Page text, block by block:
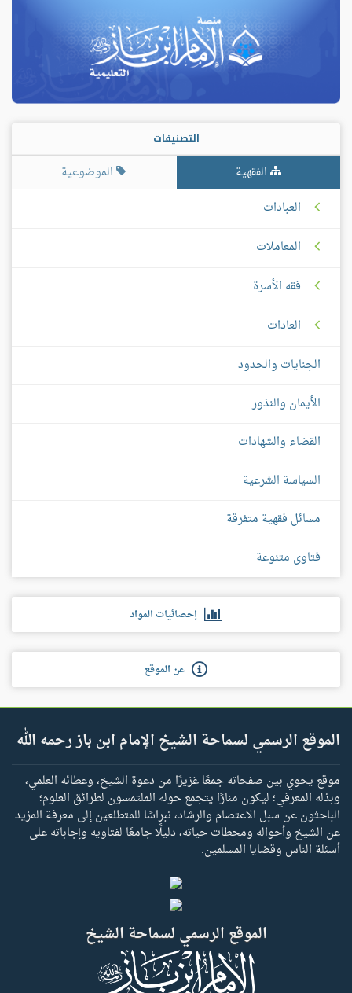
التصنيفات
الفقهية
الموضوعية
العبادات
المعاملات
فقه الأسرة
العادات
الجنايات والحدود
الأيمان والنذور
القضاء والشهادات
السياسة الشرعية
مسائل فقهية متفرقة
فتاوى متنوعة
إحصائيات المواد
عن الموقع
الموقع الرسمي لسماحة الشيخ الإمام ابن باز رحمه الله
موقع يحوي بين صفحاته جمعًا غزيرًا من دعوة الشيخ، وعطائه العلمي،
وبذله المعرفي؛ ليكون منارًا يتجمع حوله الملتمسون لطرائق العلوم؛
الباحثون عن سبل الاعتصام والرشاد، نبراسًا للمتطلعين إلى معرفة المزيد
عن الشيخ وأحواله ومحطات حياته، دليلًا جامعًا لفتاويه وإجاباته على
أسئلة الناس وقضايا المسلمين.
الموقع الرسمي لسماحة الشيخ